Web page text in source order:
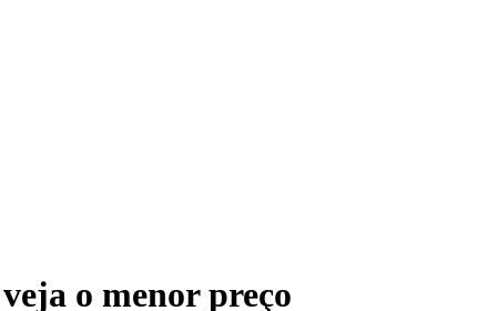
o menor preço